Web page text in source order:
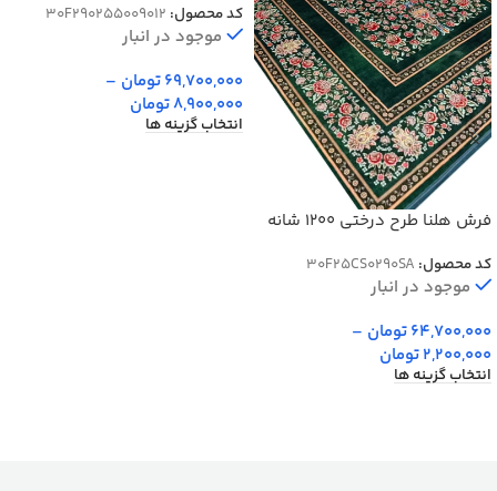
فرش هلنا طرح درختی 1200 شانه
25CS0290
کد محصول: 30F25CS0290SA
موجود در انبار
64,700,000تومان –
2,200,000تومان
انتخاب گزینه ها
255009012
کد محصول: 30F290255009012
موجود در انبار
69,700,000تومان –
8,900,000تومان
انتخاب گزینه ها